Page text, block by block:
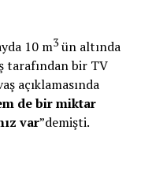
10 m3ün altında
tarafından bir TV
açıklamasında
de bir miktar
var”demişti.